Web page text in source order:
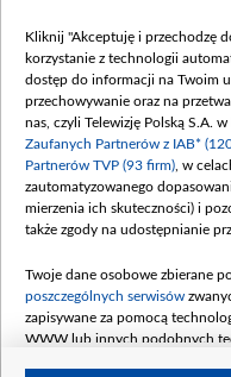
Procedura
Kliknij "Akceptuję i przechodzę
korzystanie z technologii
dostęp do informacji na Twoim
przechowywanie oraz na
nas, czyli Telewizję Polską S.A.
Zaufanych Partnerów z IAB*
Partnerów TVP (93 firm) , w
zautomatyzowanego
mierzenia ich skuteczności) i
także zgody na udostępnianie
Twoje dane osobowe zbierane
poszczególnych serwisów
zapisywane za pomocą
WWW lub innych podobnych